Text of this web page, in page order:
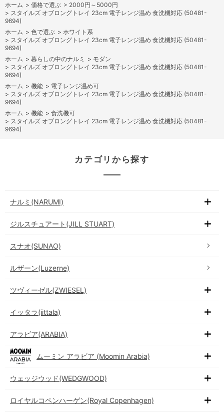
ホーム > 価格で選ぶ > 2000円～5000円
> スタイルズ オブロングトレイ 23cm 電子レンジ温め 食洗機対応 (50481-
9694)
ホーム > 色で選ぶ > ホワイト系
> スタイルズ オブロングトレイ 23cm 電子レンジ温め 食洗機対応 (50481-
9694)
ホーム > 暮らしの中のナルミ > モダン
> スタイルズ オブロングトレイ 23cm 電子レンジ温め 食洗機対応 (50481-
9694)
ホーム > 機能 > 電子レンジ温め可
> スタイルズ オブロングトレイ 23cm 電子レンジ温め 食洗機対応 (50481-
9694)
ホーム > 機能 > 食洗機可
> スタイルズ オブロングトレイ 23cm 電子レンジ温め 食洗機対応 (50481-
9694)
カテゴリから探す
ナルミ(NARUMI)
ジルスチュアート(JILL STUART)
スナオ(SUNAO)
ルザーン(Luzerne)
ツヴィーゼル(ZWIESEL)
イッタラ(iittala)
アラビア(ARABIA)
ムーミン アラビア (Moomin Arabia)
ウェッジウッド(WEDGWOOD)
ロイヤルコペンハーゲン(Royal Copenhagen)